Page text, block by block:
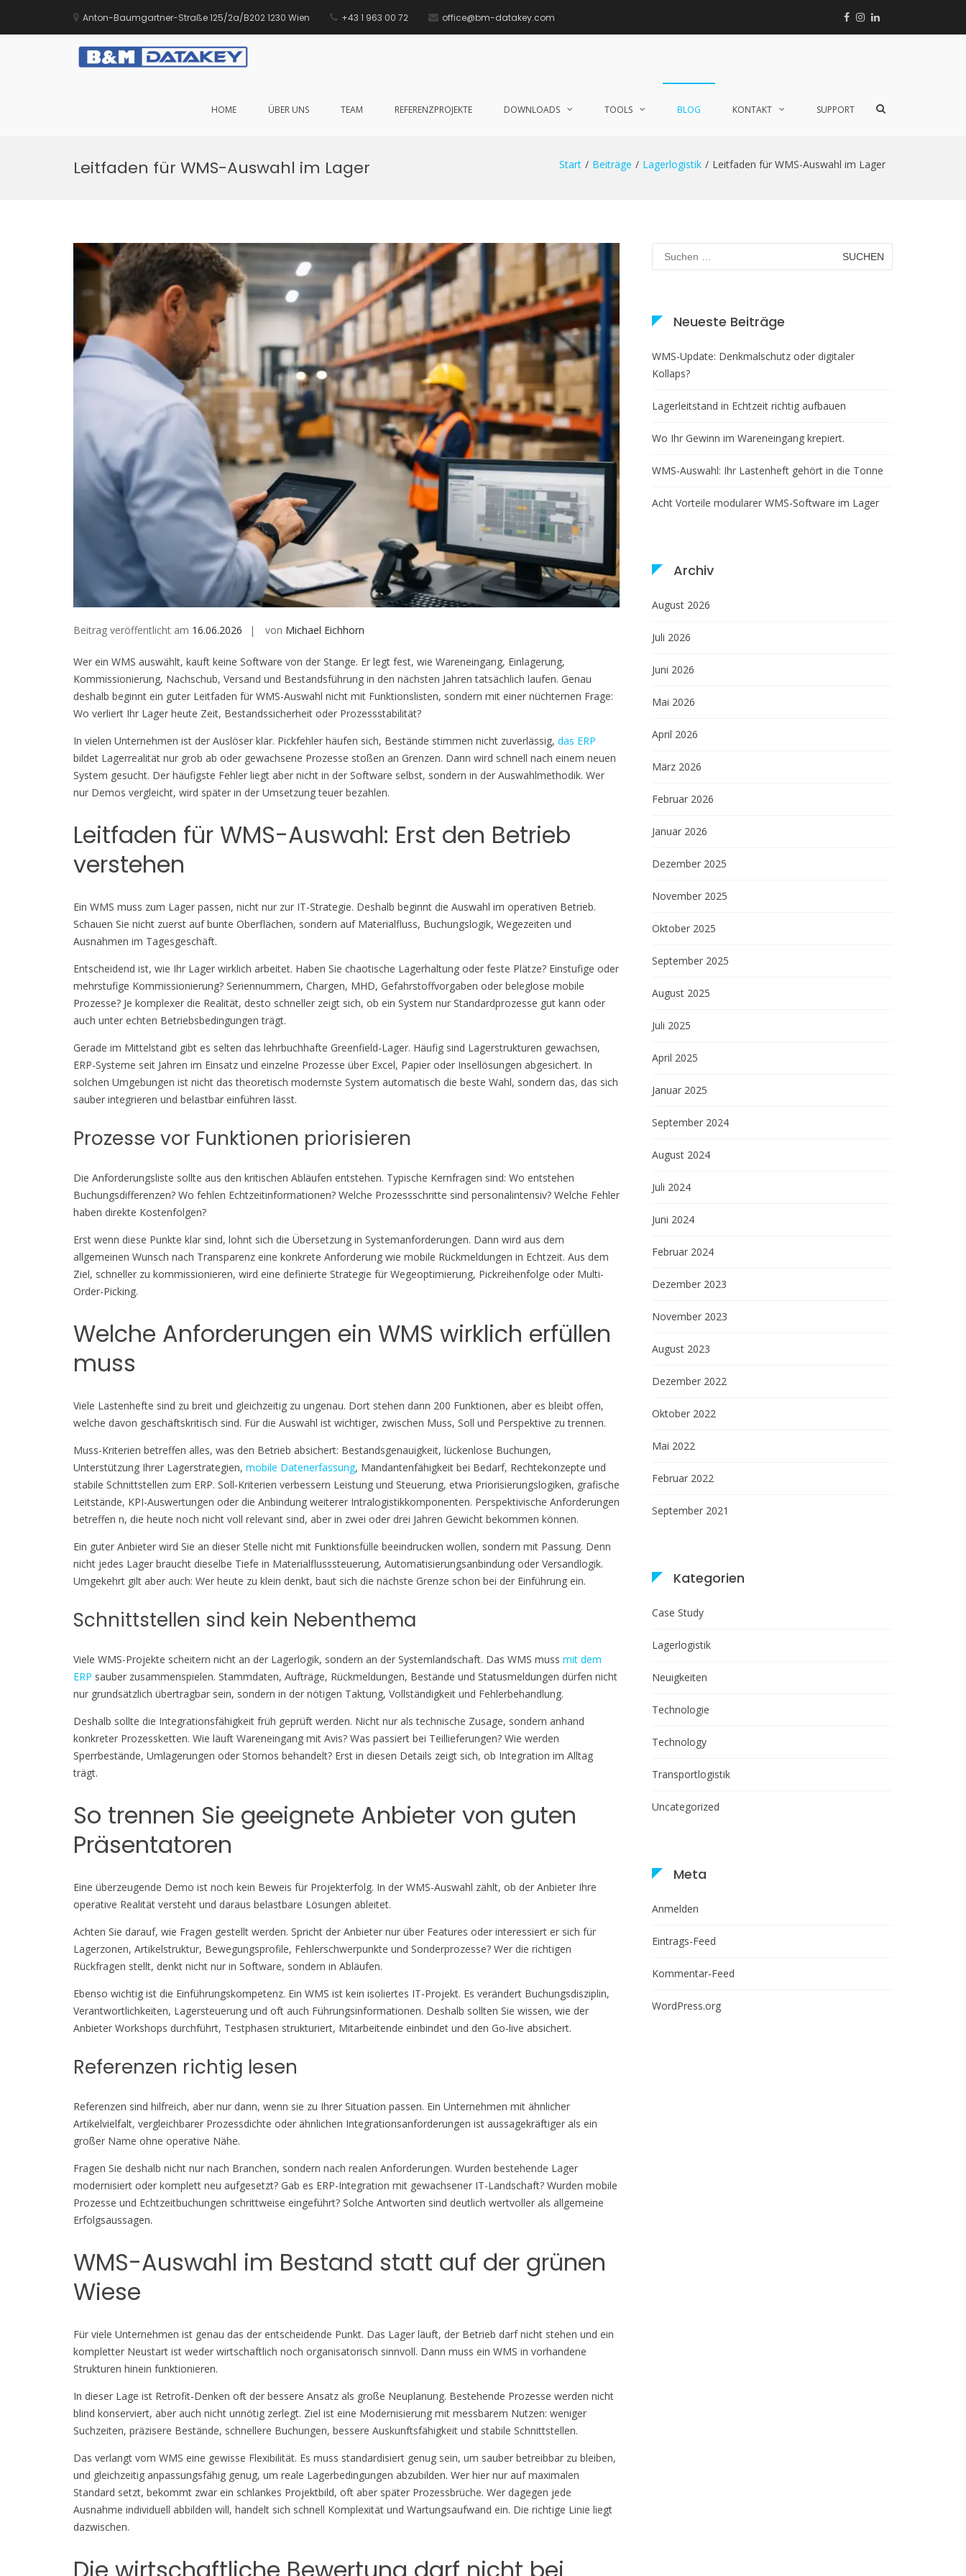
Anton-Baumgartner-Straße 125/2a/B202 1230 Wien +43 1 963 00 72 office@bm-datakey.com Facebook
Instagram
Linkedin
HOME ÜBER UNS TEAM REFERENZPROJEKTE DOWNLOADS TOOLS BLOG KONTAKT SUPPORT
Such-
Leitfaden für WMS-Auswahl im Lager Start Beiträge Lagerlogistik Leitfaden für WMS-Auswahl im Lager
Beitrag veröffentlicht am 16.06.2026 von Michael Eichhorn
Wer ein WMS auswählt, kauft keine Software von der Stange. Er legt fest, wie Wareneingang, Einlagerung,
Kommissionierung, Nachschub, Versand und Bestandsführung in den nächsten Jahren tatsächlich laufen. Genau
deshalb beginnt ein guter Leitfaden für WMS-Auswahl nicht mit Funktionslisten, sondern mit einer nüchternen Frage:
Wo verliert Ihr Lager heute Zeit, Bestandssicherheit oder Prozessstabilität?
In vielen Unternehmen ist der Auslöser klar. Pickfehler häufen sich, Bestände stimmen nicht zuverlässig, das ERP
bildet Lagerrealität nur grob ab oder gewachsene Prozesse stoßen an Grenzen. Dann wird schnell nach einem neuen
System gesucht. Der häufigste Fehler liegt aber nicht in der Software selbst, sondern in der Auswahlmethodik. Wer
nur Demos vergleicht, wird später in der Umsetzung teuer bezahlen.
Leitfaden für WMS-Auswahl: Erst den Betrieb
verstehen
Ein WMS muss zum Lager passen, nicht nur zur IT-Strategie. Deshalb beginnt die Auswahl im operativen Betrieb.
Schauen Sie nicht zuerst auf bunte Oberflächen, sondern auf Materialfluss, Buchungslogik, Wegezeiten und
Ausnahmen im Tagesgeschäft.
Entscheidend ist, wie Ihr Lager wirklich arbeitet. Haben Sie chaotische Lagerhaltung oder feste Plätze? Einstufige oder
mehrstufige Kommissionierung? Seriennummern, Chargen, MHD, Gefahrstoffvorgaben oder beleglose mobile
Prozesse? Je komplexer die Realität, desto schneller zeigt sich, ob ein System nur Standardprozesse gut kann oder
auch unter echten Betriebsbedingungen trägt.
Gerade im Mittelstand gibt es selten das lehrbuchhafte Greenfield-Lager. Häufig sind Lagerstrukturen gewachsen,
ERP-Systeme seit Jahren im Einsatz und einzelne Prozesse über Excel, Papier oder Insellösungen abgesichert. In
solchen Umgebungen ist nicht das theoretisch modernste System automatisch die beste Wahl, sondern das, das sich
sauber integrieren und belastbar einführen lässt.
Prozesse vor Funktionen priorisieren
Die Anforderungsliste sollte aus den kritischen Abläufen entstehen. Typische Kernfragen sind: Wo entstehen
Buchungsdifferenzen? Wo fehlen Echtzeitinformationen? Welche Prozessschritte sind personalintensiv? Welche Fehler
haben direkte Kostenfolgen?
Erst wenn diese Punkte klar sind, lohnt sich die Übersetzung in Systemanforderungen. Dann wird aus dem
allgemeinen Wunsch nach Transparenz eine konkrete Anforderung wie mobile Rückmeldungen in Echtzeit. Aus dem
Ziel, schneller zu kommissionieren, wird eine definierte Strategie für Wegeoptimierung, Pickreihenfolge oder Multi-
Order-Picking.
Welche Anforderungen ein WMS wirklich erfüllen
muss
Viele Lastenhefte sind zu breit und gleichzeitig zu ungenau. Dort stehen dann 200 Funktionen, aber es bleibt offen,
welche davon geschäftskritisch sind. Für die Auswahl ist wichtiger, zwischen Muss, Soll und Perspektive zu trennen.
Muss-Kriterien betreffen alles, was den Betrieb absichert: Bestandsgenauigkeit, lückenlose Buchungen,
Unterstützung Ihrer Lagerstrategien, mobile Datenerfassung, Mandantenfähigkeit bei Bedarf, Rechtekonzepte und
stabile Schnittstellen zum ERP. Soll-Kriterien verbessern Leistung und Steuerung, etwa Priorisierungslogiken, grafische
Leitstände, KPI-Auswertungen oder die Anbindung weiterer Intralogistikkomponenten. Perspektivische Anforderungen
betreffen n, die heute noch nicht voll relevant sind, aber in zwei oder drei Jahren Gewicht bekommen können.
Ein guter Anbieter wird Sie an dieser Stelle nicht mit Funktionsfülle beeindrucken wollen, sondern mit Passung. Denn
nicht jedes Lager braucht dieselbe Tiefe in Materialflusssteuerung, Automatisierungsanbindung oder Versandlogik.
Umgekehrt gilt aber auch: Wer heute zu klein denkt, baut sich die nächste Grenze schon bei der Einführung ein.
Schnittstellen sind kein Nebenthema
Viele WMS-Projekte scheitern nicht an der Lagerlogik, sondern an der Systemlandschaft. Das WMS muss mit dem
ERP sauber zusammenspielen. Stammdaten, Aufträge, Rückmeldungen, Bestände und Statusmeldungen dürfen nicht
nur grundsätzlich übertragbar sein, sondern in der nötigen Taktung, Vollständigkeit und Fehlerbehandlung.
Deshalb sollte die Integrationsfähigkeit früh geprüft werden. Nicht nur als technische Zusage, sondern anhand
konkreter Prozessketten. Wie läuft Wareneingang mit Avis? Was passiert bei Teillieferungen? Wie werden
Sperrbestände, Umlagerungen oder Stornos behandelt? Erst in diesen Details zeigt sich, ob Integration im Alltag
trägt.
So trennen Sie geeignete Anbieter von guten
Präsentatoren
Eine überzeugende Demo ist noch kein Beweis für Projekterfolg. In der WMS-Auswahl zählt, ob der Anbieter Ihre
operative Realität versteht und daraus belastbare Lösungen ableitet.
Achten Sie darauf, wie Fragen gestellt werden. Spricht der Anbieter nur über Features oder interessiert er sich für
Lagerzonen, Artikelstruktur, Bewegungsprofile, Fehlerschwerpunkte und Sonderprozesse? Wer die richtigen
Rückfragen stellt, denkt nicht nur in Software, sondern in Abläufen.
Ebenso wichtig ist die Einführungskompetenz. Ein WMS ist kein isoliertes IT-Projekt. Es verändert Buchungsdisziplin,
Verantwortlichkeiten, Lagersteuerung und oft auch Führungsinformationen. Deshalb sollten Sie wissen, wie der
Anbieter Workshops durchführt, Testphasen strukturiert, Mitarbeitende einbindet und den Go-live absichert.
Referenzen richtig lesen
Referenzen sind hilfreich, aber nur dann, wenn sie zu Ihrer Situation passen. Ein Unternehmen mit ähnlicher
Artikelvielfalt, vergleichbarer Prozessdichte oder ähnlichen Integrationsanforderungen ist aussagekräftiger als ein
großer Name ohne operative Nähe.
Fragen Sie deshalb nicht nur nach Branchen, sondern nach realen Anforderungen. Wurden bestehende Lager
modernisiert oder komplett neu aufgesetzt? Gab es ERP-Integration mit gewachsener IT-Landschaft? Wurden mobile
Prozesse und Echtzeitbuchungen schrittweise eingeführt? Solche Antworten sind deutlich wertvoller als allgemeine
Erfolgsaussagen.
WMS-Auswahl im Bestand statt auf der grünen
Wiese
Für viele Unternehmen ist genau das der entscheidende Punkt. Das Lager läuft, der Betrieb darf nicht stehen und ein
kompletter Neustart ist weder wirtschaftlich noch organisatorisch sinnvoll. Dann muss ein WMS in vorhandene
Strukturen hinein funktionieren.
In dieser Lage ist Retrofit-Denken oft der bessere Ansatz als große Neuplanung. Bestehende Prozesse werden nicht
blind konserviert, aber auch nicht unnötig zerlegt. Ziel ist eine Modernisierung mit messbarem Nutzen: weniger
Suchzeiten, präzisere Bestände, schnellere Buchungen, bessere Auskunftsfähigkeit und stabile Schnittstellen.
Das verlangt vom WMS eine gewisse Flexibilität. Es muss standardisiert genug sein, um sauber betreibbar zu bleiben,
und gleichzeitig anpassungsfähig genug, um reale Lagerbedingungen abzubilden. Wer hier nur auf maximalen
Standard setzt, bekommt zwar ein schlankes Projektbild, oft aber später Prozessbrüche. Wer dagegen jede
Ausnahme individuell abbilden will, handelt sich schnell Komplexität und Wartungsaufwand ein. Die richtige Linie liegt
dazwischen.
Suchen
nach:
Neueste Beiträge
WMS-Update: Denkmalschutz oder digitaler
Kollaps?
Lagerleitstand in Echtzeit richtig aufbauen
Wo Ihr Gewinn im Wareneingang krepiert.
WMS-Auswahl: Ihr Lastenheft gehört in die Tonne
Acht Vorteile modularer WMS-Software im Lager
Archiv
August 2026
Juli 2026
Juni 2026
Mai 2026
April 2026
März 2026
Februar 2026
Januar 2026
Dezember 2025
November 2025
Oktober 2025
September 2025
August 2025
Juli 2025
April 2025
Januar 2025
September 2024
August 2024
Juli 2024
Juni 2024
Februar 2024
Dezember 2023
November 2023
August 2023
Dezember 2022
Oktober 2022
Mai 2022
Februar 2022
September 2021
Kategorien
Case Study
Lagerlogistik
Neuigkeiten
Technologie
Technology
Transportlogistik
Uncategorized
Meta
Anmelden
Eintrags-Feed
Kommentar-Feed
WordPress.org